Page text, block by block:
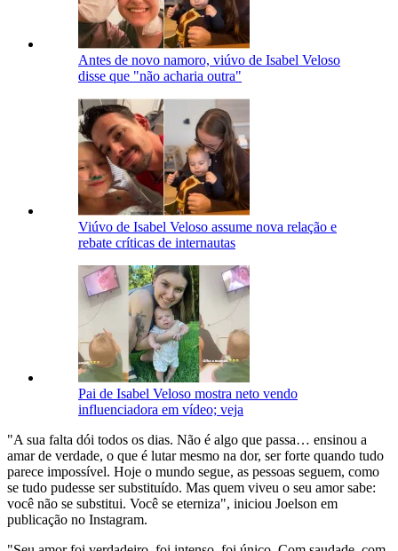
Antes de novo namoro, viúvo de Isabel Veloso
disse que "não acharia outra"
Viúvo de Isabel Veloso assume nova relação e
rebate críticas de internautas
Pai de Isabel Veloso mostra neto vendo
influenciadora em vídeo; veja
"A sua falta dói todos os dias. Não é algo que passa… ensinou a
amar de verdade, o que é lutar mesmo na dor, ser forte quando tudo
parece impossível. Hoje o mundo segue, as pessoas seguem, como
se tudo pudesse ser substituído. Mas quem viveu o seu amor sabe:
você não se substitui. Você se eterniza", iniciou Joelson em
publicação no Instagram.